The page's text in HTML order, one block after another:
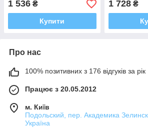
1 536 ₴
Купити
1 728₴
Про нас
100% позитивних з 176 відгуків за рік
Працює з 20.05.2012
м. Київ
Подольский, пер. Академика
Україна